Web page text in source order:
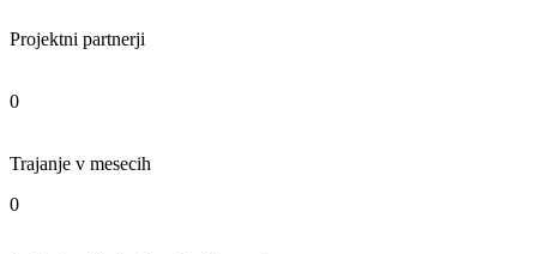
Projektni partnerji
0
Trajanje v mesecih
0